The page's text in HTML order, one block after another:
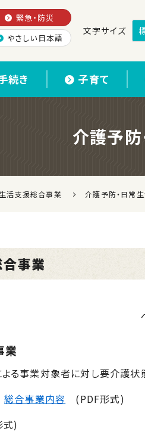
緊急・防災
やさしい日本語
文字サイズ
続き 子育て
介護予
活支援総合事業 介護予防・日常
合事業
業
る事業対象者に対し要介護状
総合事業内容 (PDF形式)
)